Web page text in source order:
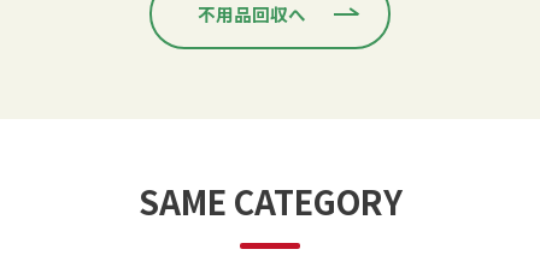
不用品回収へ
SAME CATEGORY